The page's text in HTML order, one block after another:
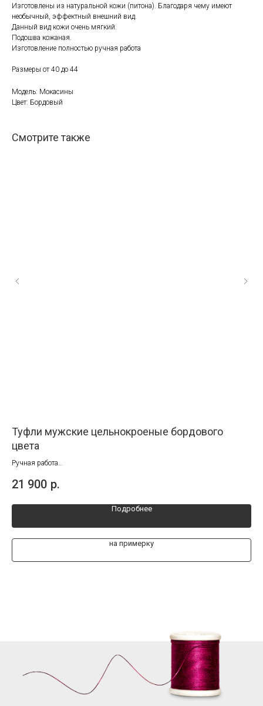
Изготовлены из натуральной кожи (питона). Благодаря чему имеют
необычный, эффектный внешний вид.
Данный вид кожи очень мягкий.
Подошва кожаная.
Изготовление полностью ручная работа
Размеры от 40 до 44
Модель: Мокасины
Цвет: Бордовый
Смотрите также
Туфли мужские цельнокроеные бордового
цвета
Ручная работа
21 900 р.
Подробнее
на примерку